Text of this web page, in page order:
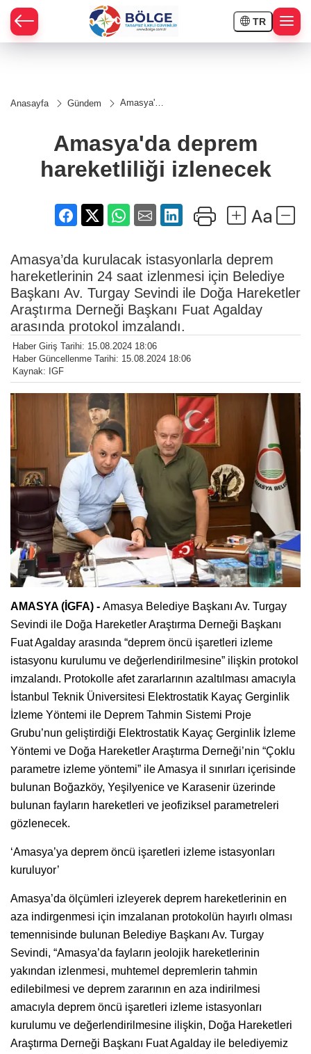
TR
Anasayfa Gündem
Amasya'da
izlenecek
Amasya'da deprem
hareketliliği izlenecek
Amasya’da kurulacak istasyonlarla deprem
hareketlerinin 24 saat izlenmesi için Belediye
Başkanı Av. Turgay Sevindi ile Doğa Hareketler
Araştırma Derneği Başkanı Fuat Agalday
arasında protokol imzalandı.
Haber Giriş Tarihi: 15.08.2024 18:06
Haber Güncellenme Tarihi: 15.08.2024 18:06
Kaynak: IGF
AMASYA (İGFA) - Amasya Belediye Başkanı Av. Turgay
Sevindi ile Doğa Hareketler Araştırma Derneği Başkanı
Fuat Agalday arasında “deprem öncü işaretleri izleme
istasyonu kurulumu ve değerlendirilmesine” ilişkin protokol
imzalandı. Protokolle afet zararlarının azaltılması amacıyla
İstanbul Teknik Üniversitesi Elektrostatik Kayaç Gerginlik
İzleme Yöntemi ile Deprem Tahmin Sistemi Proje
Grubu’nun geliştirdiği Elektrostatik Kayaç Gerginlik İzleme
Yöntemi ve Doğa Hareketler Araştırma Derneği’nin “Çoklu
parametre izleme yöntemi” ile Amasya il sınırları içerisinde
bulunan Boğazköy, Yeşilyenice ve Karasenir üzerinde
bulunan fayların hareketleri ve jeofiziksel parametreleri
gözlenecek.
‘Amasya’ya deprem öncü işaretleri izleme istasyonları
kuruluyor’
Amasya’da ölçümleri izleyerek deprem hareketlerinin en
aza indirgenmesi için imzalanan protokolün hayırlı olması
temennisinde bulunan Belediye Başkanı Av. Turgay
Sevindi, “Amasya’da fayların jeolojik hareketlerinin
yakından izlenmesi, muhtemel depremlerin tahmin
edilebilmesi ve deprem zararının en aza indirilmesi
amacıyla deprem öncü işaretleri izleme istasyonları
kurulumu ve değerlendirilmesine ilişkin, Doğa Hareketleri
Araştırma Derneği Başkanı Fuat Agalday ile belediyemiz